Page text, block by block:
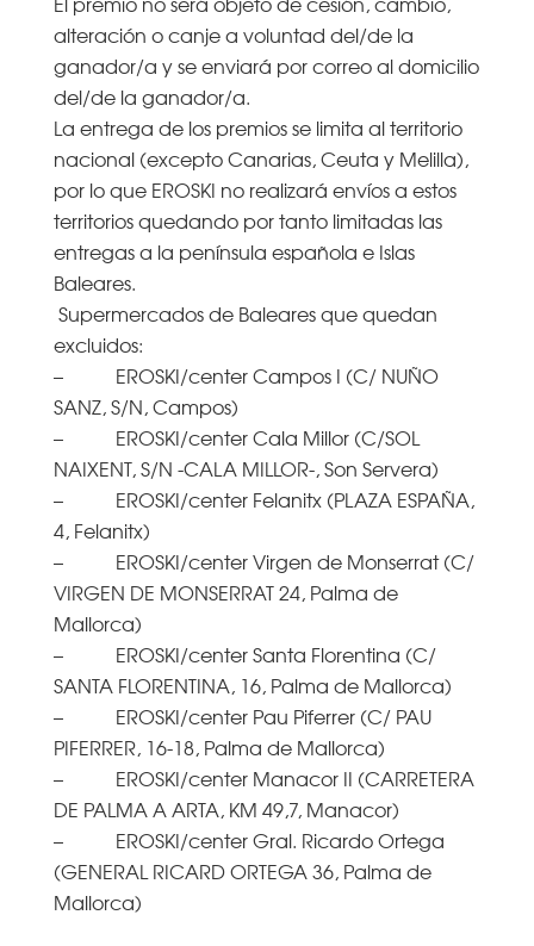
alteración o canje a voluntad del/de la
ganador/a y se enviará por correo al domicilio
del/de la ganador/a.
La entrega de los premios se limita al territorio
nacional (excepto Canarias, Ceuta y Melilla),
por lo que EROSKI no realizará envíos a estos
territorios quedando por tanto limitadas las
entregas a la península española e Islas
Baleares.
Supermercados de Baleares que quedan
excluidos:
– EROSKI/center Campos I (C/ NUÑO
SANZ, S/N, Campos)
– EROSKI/center Cala Millor (C/SOL
NAIXENT, S/N -CALA MILLOR-, Son Servera)
– EROSKI/center Felanitx (PLAZA ESPAÑA,
4, Felanitx)
– EROSKI/center Virgen de Monserrat (C/
VIRGEN DE MONSERRAT 24, Palma de
Mallorca)
– EROSKI/center Santa Florentina (C/
SANTA FLORENTINA, 16, Palma de Mallorca)
– EROSKI/center Pau Piferrer (C/ PAU
PIFERRER, 16-18, Palma de Mallorca)
– EROSKI/center Manacor II (CARRETERA
DE PALMA A ARTA, KM 49,7, Manacor)
– EROSKI/center Gral. Ricardo Ortega
(GENERAL RICARD ORTEGA 36, Palma de
Mallorca)